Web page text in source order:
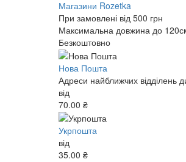
Магазини Rozetka
При замовлені від 500 грн
Максимальна довжина до
Безкоштовно
Нова Пошта
Адреси найближчих відділень
від
70.00 ₴
Укрпошта
від
35.00 ₴